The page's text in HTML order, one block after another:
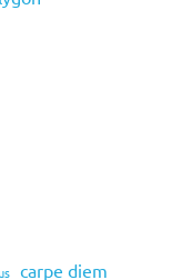
carpe diem